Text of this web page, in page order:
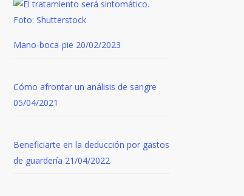
Mano-boca-pie 20/02/2023
Cómo afrontar un análisis de sangre
05/04/2021
Beneficiarte en la deducción por gastos
de guardería 21/04/2022